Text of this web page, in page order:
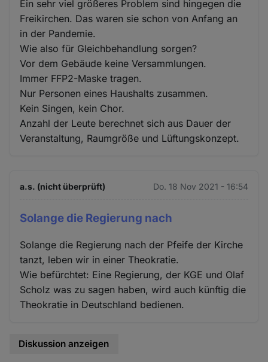
Ein sehr viel größeres Problem sind hingegen die
Freikirchen. Das waren sie schon von Anfang an
in der Pandemie.
Wie also für Gleichbehandlung sorgen?
Vor dem Gebäude keine Versammlungen.
Immer FFP2-Maske tragen.
Nur Personen eines Haushalts zusammen.
Kein Singen, kein Chor.
Anzahl der Leute berechnet sich aus Dauer der
Veranstaltung, Raumgröße und Lüftungskonzept.
a.s. (nicht überprüft) Do. 18 Nov 2021 - 16:54
Solange die Regierung nach
Solange die Regierung nach der Pfeife der Kirche
tanzt, leben wir in einer Theokratie.
Wie befürchtet: Eine Regierung, der KGE und Olaf
Scholz was zu sagen haben, wird auch künftig die
Theokratie in Deutschland bedienen.
Diskussion anzeigen